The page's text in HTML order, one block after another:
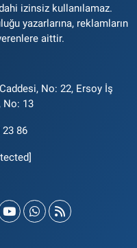
izinsiz kullanılamaz.
yazarlarına, reklamların
aittir.
No: 22, Ersoy İş
No: 13
23 86